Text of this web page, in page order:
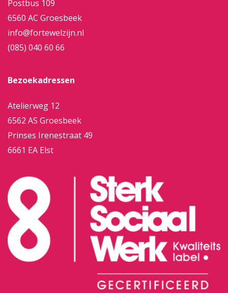
Postbus 109
6560 AC Groesbeek
info@fortewelzijn.nl
(085) 040 60 66
Bezoekadressen
Atelierweg 12
6562 AS Groesbeek
Prinses Irenestraat 49
6661 EA Elst